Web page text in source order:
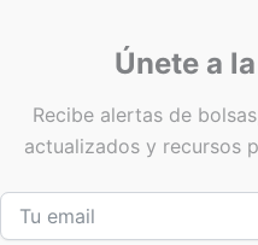
Únete a
Recibe alertas de
actualizados y recursos